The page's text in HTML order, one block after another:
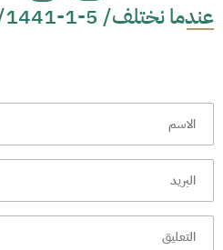
عندما نختلف/ 5-1-1441/